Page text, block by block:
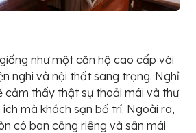
như một căn hộ cao cấp với
nghi và nội thất sang trọng. Nghỉ
cảm thấy thật sự thoải mái và thư
mà khách sạn bố trí. Ngoài ra,
có ban công riêng và sân mái